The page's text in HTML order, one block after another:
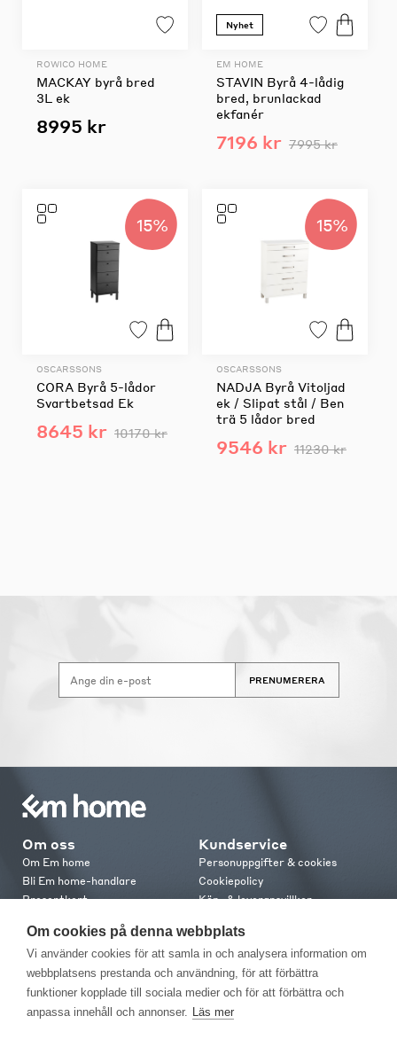
ROWICO HOME
MACKAY byrå bred
3L ek
8995 kr
Nyhet
EM HOME
STAVIN Byrå 4-lådig
bred, brunlackad
ekfanér
7196 kr 7995 kr
15%
OSCARSSONS
CORA Byrå 5-lådor
Svartbetsad Ek
8645 kr 10170 kr
15%
OSCARSSONS
NADJA Byrå Vitoljad
ek / Slipat stål / Ben
trä 5 lådor bred
9546 kr 11230 kr
PRENUMERERA
Om oss
Om Em home
Bli Em home-handlare
Presentkort
Em home Club
Medlemsvillkor
Kundservice
Personuppgifter & cookies
Cookiepolicy
Köp- & leveransvillkor
Retur & reklamation
Kontakt
Kontakta oss
Om cookies på denna webbplats
Vi använder cookies för att samla in och analysera information om
webbplatsens prestanda och användning, för att förbättra
funktioner kopplade till sociala medier och för att förbättra och
anpassa innehåll och annonser. Läs mer